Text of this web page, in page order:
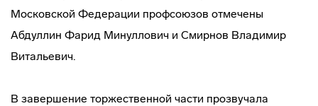
Московской Федерации профсоюзов отмечены
Абдуллин Фарид Минуллович и Смирнов Владимир
Витальевич.
В завершение торжественной части прозвучала